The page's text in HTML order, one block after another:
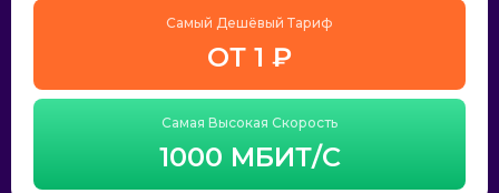
Самый Дешёвый Тариф
ОТ 1 ₽
Самая Высокая Скорость
1000 МБИТ/С